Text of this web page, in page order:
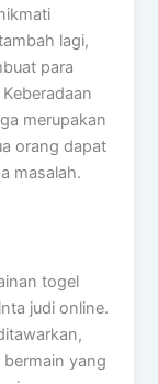
lagi,
para
merupakan
orang dapat
masalah.
togel
judi online.
yang